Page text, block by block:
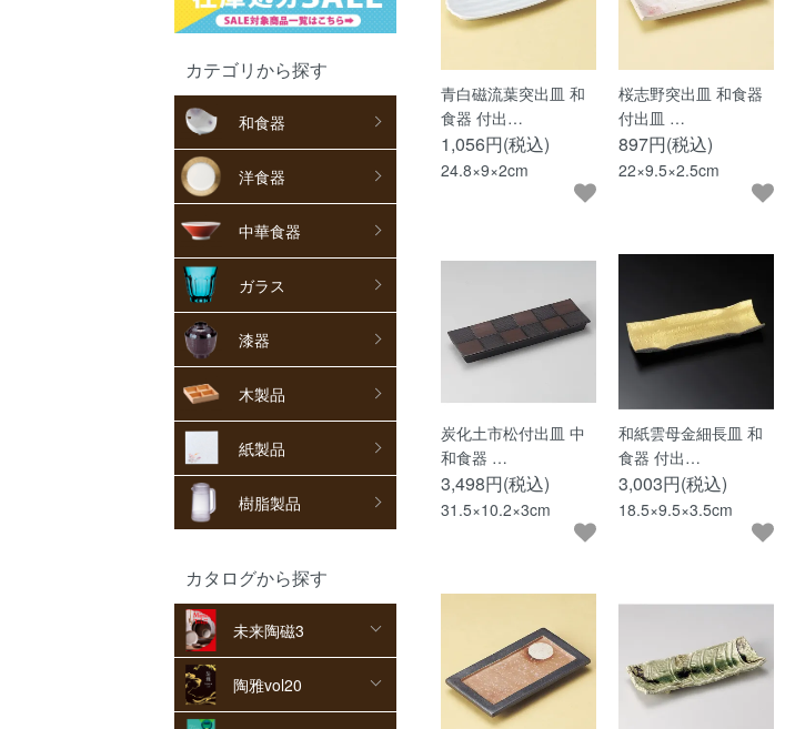
カテゴリから探す
和食器
洋食器
中華食器
ガラス
漆器
木製品
紙製品
樹脂製品
カタログから探す
未来陶磁3
陶雅vol20
青白磁流葉突出皿 和
食器 付出…
1,056円(税込)
24.8×9×2cm
桜志野突出皿 和食器
付出皿 …
897円(税込)
22×9.5×2.5cm
炭化土市松付出皿 中
和食器 …
3,498円(税込)
31.5×10.2×3cm
和紙雲母金細長皿 和
食器 付出…
3,003円(税込)
18.5×9.5×3.5cm